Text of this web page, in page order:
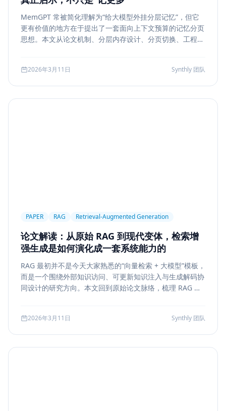
MemGPT 常被简化理解为“给大模型外挂分层记忆”，但它
更有价值的地方在于提出了一套面向上下文预算的记忆分页
思想。本文从论文机制、分层内存设计、分页切换、工程可
2026年3月11日 Synthly 团队
PAPER RAG Retrieval-Augmented Generation
论文解读：从原始 RAG 到现代变体，检索增
强生成是如何演化成一套系统能力的
RAG 最初并不是今天大家熟悉的“向量检索 + 大模型”模板，
而是一个围绕外部知识访问、可更新知识注入与生成解码协
同设计的研究方向。本文回到原始论文脉络，梳理 RAG 如
retrieval 等现代变体，并总结其中真正持续成立的工程原
则。
2026年3月11日 Synthly 团队